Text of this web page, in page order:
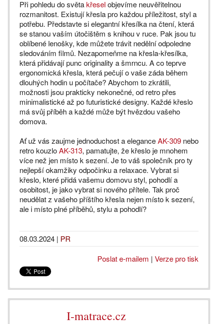
Při pohledu do světakřeselobjevíme neuvěřitelnou
rozmanitost. Existují křesla pro každou příležitost, styl a
potřebu. Představte si elegantní křesílka na čtení, která
se stanou vaším útočištěm s knihou v ruce. Pak jsou tu
oblíbené lenošky, kde můžete trávit nedělní odpoledne
sledováním filmů. Nezapomeňme na křesla-křesílka,
která přidávají punc originality a šmrncu. A co teprve
ergonomická křesla, která pečují o vaše záda během
dlouhých hodin u počítače? Abychom to zkrátili,
možnosti jsou prakticky nekonečné, od retro přes
minimalistické až po futuristické designy. Každé křeslo
má svůj příběh a každé může být hvězdou vašeho
domova.
Ať už vás zaujme jednoduchost a eleganceAK-309 nebo
retro kouzloAK-313, pamatujte, že křeslo je mnohem
více než jen místo k sezení. Je to váš společník pro ty
nejlepší okamžiky odpočinku a relaxace. Vybrat si
křeslo, které přidá vašemu domovu styl, pohodlí a
osobitost, je jako vybrat si nového přítele. Tak proč
neudělat z vašeho příštího křesla nejen místo k sezení,
ale i místo plné příběhů, stylu a pohodlí?
08.03.2024 | PR
Poslat e-mailem | Verze pro tisk
I-matrace.cz